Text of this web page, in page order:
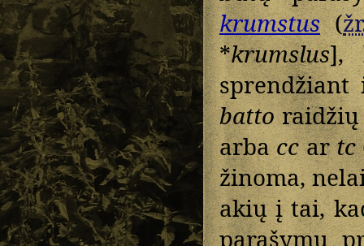
krumstus(
*krumslus],
batto
arbaccartc
žinoma,
akių į tai,
parašymu